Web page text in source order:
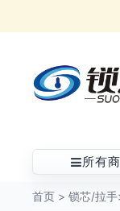
所有
首页 > 锁芯/拉手